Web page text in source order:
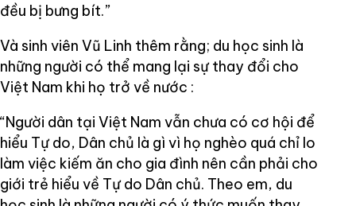
đều bị bưng bít.”
Và sinh viên Vũ Linh thêm rằng; du học sinh là
những người có thể mang lại sự thay đổi cho
Việt Nam khi họ trở về nước :
“Người dân tại Việt Nam vẫn chưa có cơ hội để
hiểu Tự do, Dân chủ là gì vì họ nghèo quá chỉ lo
làm việc kiếm ăn cho gia đình nên cần phải cho
giới trẻ hiểu về Tự do Dân chủ. Theo em, du